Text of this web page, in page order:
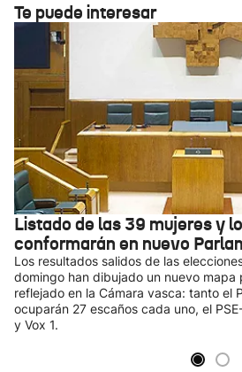
Te puede interesar
Listado de las 39 mujeres y
conformarán en nuevo
Los resultados salidos de las
domingo han dibujado un nuevo mapa
reflejado en la Cámara vasca: tanto el
ocuparán 27 escaños cada uno, el
y Vox 1.